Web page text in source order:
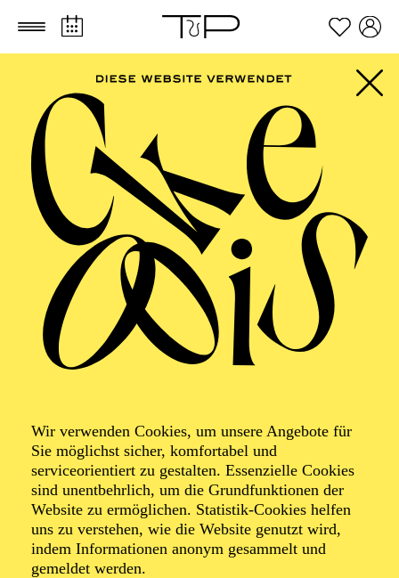
Zum Hauptinhalt springen Zum Footer springen
Wir verwenden Cookies, um unsere Angebote für
Sie möglichst sicher, komfortabel und
serviceorientiert zu gestalten. Essenzielle Cookies
sind unentbehrlich, um die Grundfunktionen der
Website zu ermöglichen. Statistik-Cookies helfen
uns zu verstehen, wie die Website genutzt wird,
indem Informationen anonym gesammelt und
gemeldet werden.
AALTO BALLETT
Der Glöckner­ von
Notre-Dame
Ballett in zwei Akten von Armen Hakobyan
Musik von Erich Wolfgang Korngold, Sergej
Rachmaninow, Dmitri Schostakowitsch, Franz Schreker